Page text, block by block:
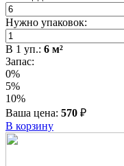
Нужно упаковок:
В 1 уп.: 6 м²
Запас:
0%
5%
10%
Ваша цена: 570 ₽
В корзину